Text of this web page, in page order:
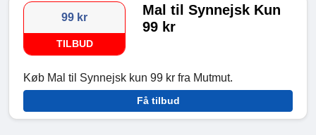
99 kr
TILBUD
Mal til Synnejsk Kun
99 kr
Køb Mal til Synnejsk kun 99 kr fra Mutmut.
Få tilbud